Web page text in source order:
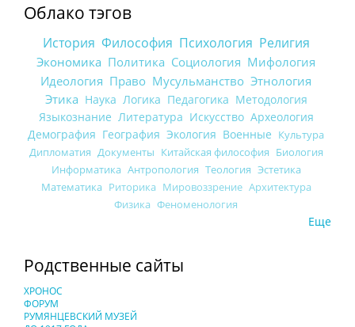
Облако тэгов
История Философия Психология Религия
Экономика Политика Социология Мифология
Идеология Право Мусульманство Этнология
Этика Наука Логика Педагогика Методология
Языкознание Литература Искусство Археология
Демография География Экология Военные Культура
Дипломатия Документы Китайская философия Биология
Информатика Антропология Теология Эстетика
Математика Риторика Мировоззрение Архитектура
Физика Феноменология
Еще
Родственные сайты
ХРОНОС
ФОРУМ
РУМЯНЦЕВСКИЙ МУЗЕЙ